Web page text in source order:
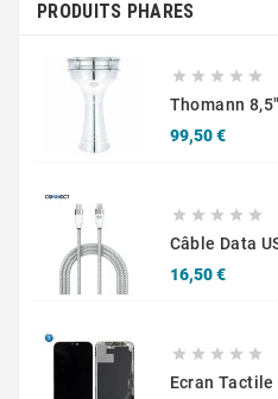
PRODUITS PHARES
    
Thomann
99,50 €Prix
    
16,50 €Prix
    